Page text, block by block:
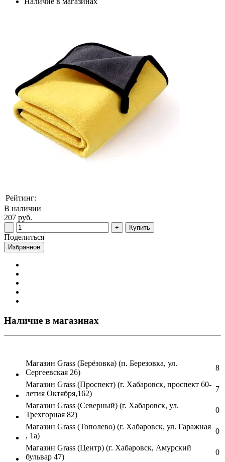
Рейтинг:
В наличии
207 руб.
Купить
Поделиться
Избранное
Наличие в магазинах
Магазин Grass (Берёзовка) (п. Березовка, ул.
Сергеевская 26)
8
Магазин Grass (Проспект) (г. Хабаровск, проспект 60-
летия Октября,162)
7
Магазин Grass (Северный) (г. Хабаровск, ул.
Трехгорная 82)
0
Магазин Grass (Тополево) (г. Хабаровск, ул. Гаражная
, 1а)
0
Магазин Grass (Центр) (г. Хабаровск, Амурский
бульвар 47)
0